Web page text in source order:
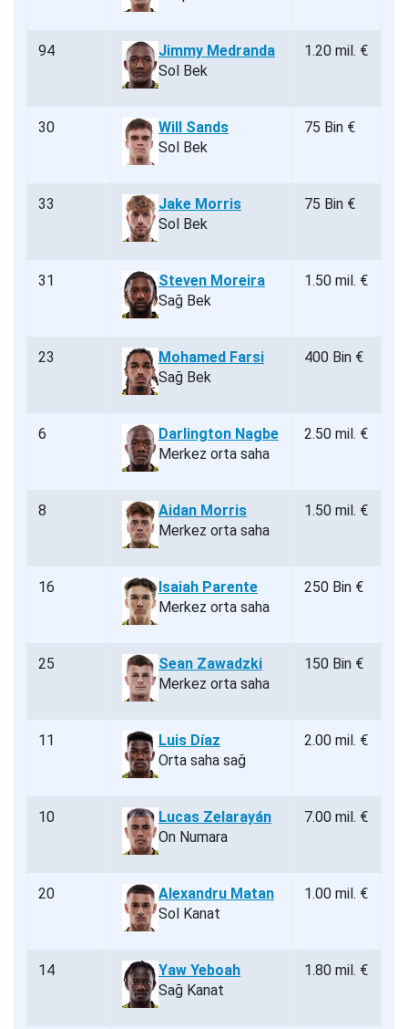
94
Jimmy Medranda
Sol Bek
1.20 mil. €
30
Will Sands
Sol Bek
75 Bin €
33
Jake Morris
Sol Bek
75 Bin €
31
Steven Moreira
Sağ Bek
1.50 mil. €
23
Mohamed Farsi
Sağ Bek
400 Bin €
6
Darlington Nagbe
Merkez orta saha
2.50 mil. €
8
Aidan Morris
Merkez orta saha
1.50 mil. €
16
Isaiah Parente
Merkez orta saha
250 Bin €
25
Sean Zawadzki
Merkez orta saha
150 Bin €
11
Luis Díaz
Orta saha sağ
2.00 mil. €
10
Lucas Zelarayán
On Numara
7.00 mil. €
20
Alexandru Matan
Sol Kanat
1.00 mil. €
14
Yaw Yeboah
Sağ Kanat
1.80 mil. €